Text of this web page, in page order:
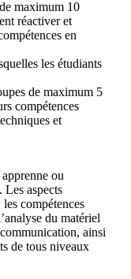
maximum 10
réactiver et
en
les étudiants
de maximum 5
compétences
et
ou
Les aspects
compétences
du matériel
ainsi
de tous niveaux